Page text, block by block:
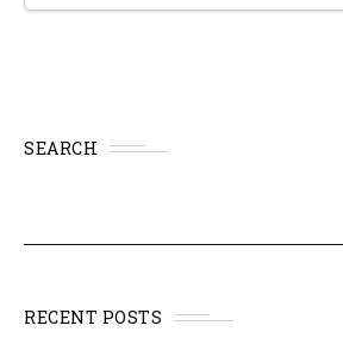
SEARCH
RECENT POSTS